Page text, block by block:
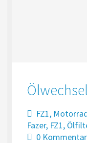
FZ1,
Fazer, FZ1,
0